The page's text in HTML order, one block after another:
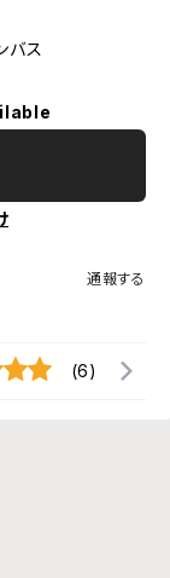
バス
通報する
(6)